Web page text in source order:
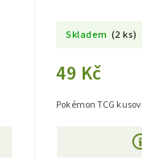
Skladem (2 ks)
49 Kč
Pokémon TCG